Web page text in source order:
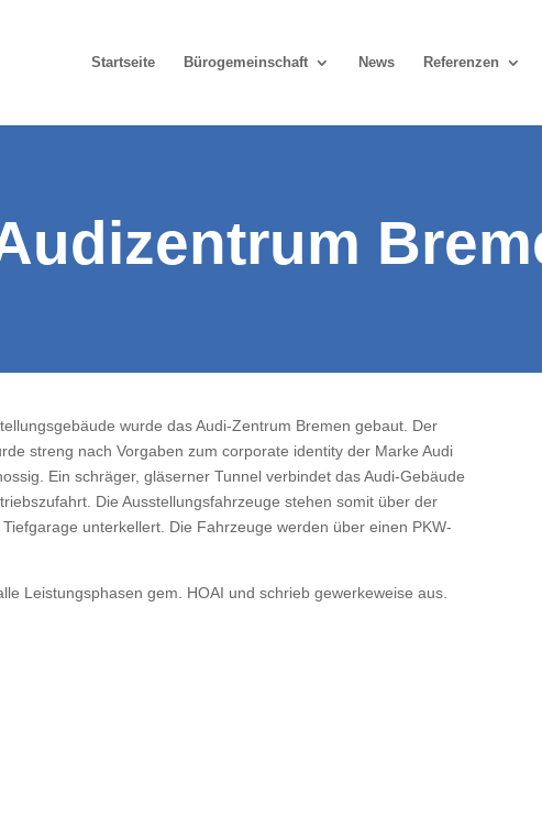
Startseite Bürogemeinschaft News Referenzen
wurde das Audi-Zentrum Bremen gebaut. Der
streng nach Vorgaben zum corporate identity der Marke Audi
Ein schräger, gläserner Tunnel verbindet das Audi-Gebäude
Die Ausstellungsfahrzeuge stehen somit über der
unterkellert. Die Fahrzeuge werden über einen PKW-
Leistungsphasen gem. HOAI und schrieb gewerkeweise aus.